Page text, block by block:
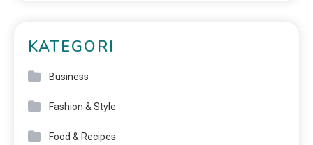
KATEGORI
Business
Fashion & Style
Food & Recipes